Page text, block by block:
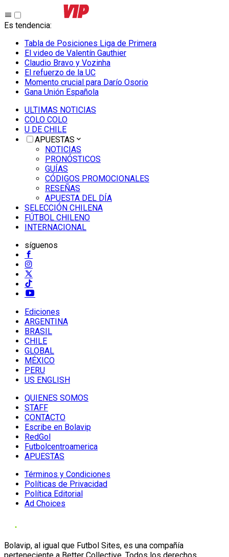
Es tendencia:
Tabla de Posiciones Liga de Primera
El video de Valentín Gauthier
Claudio Bravo y Vozinha
El refuerzo de la UC
Momento crucial para Darío Osorio
Gana Unión Española
ULTIMAS NOTICIAS
COLO COLO
U DE CHILE
APUESTAS
NOTICIAS
PRONÓSTICOS
GUÍAS
CÓDIGOS PROMOCIONALES
RESEÑAS
APUESTA DEL DÍA
SELECCIÓN CHILENA
FÚTBOL CHILENO
INTERNACIONAL
síguenos
Ediciones
ARGENTINA
BRASIL
CHILE
GLOBAL
MÉXICO
PERU
US ENGLISH
QUIENES SOMOS
STAFF
CONTACTO
Escribe en Bolavip
RedGol
Futbolcentroamerica
APUESTAS
Términos y Condiciones
Políticas de Privacidad
Política Editorial
Ad Choices
Bolavip, al igual que Futbol Sites, es una compañía